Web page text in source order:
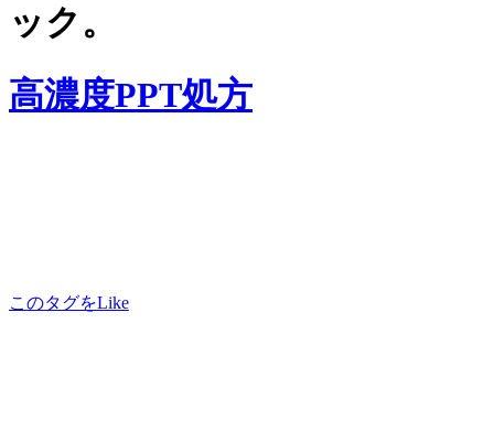
ック。
高濃度PPT処方
このタグをLike